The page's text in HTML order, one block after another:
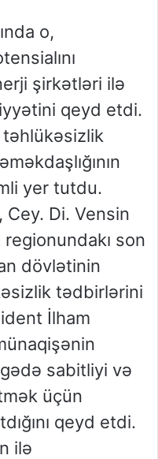
o,
şirkətləri ilə
qeyd etdi.
təhlükəsizlik
yer tutdu.
Di. Vensin
son
dövlətinin
tədbirlərini
İlham
sabitliyi və
üçün
qeyd etdi.
ilə